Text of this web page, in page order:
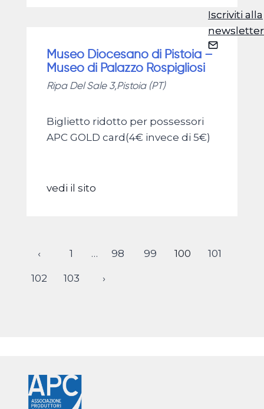
Iscriviti alla
newsletter
Museo Diocesano di Pistoia –
Museo di Palazzo Rospigliosi
Ripa Del Sale 3,Pistoia (PT)
Biglietto ridotto per possessori
APC GOLD card(4€ invece di 5€)
vedi il sito
‹ 1 … 98 99 100 101
102 103 ›
Iscriviti alla
newsletter